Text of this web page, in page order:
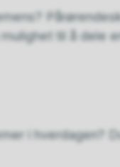
til å dele
i hverdagen?